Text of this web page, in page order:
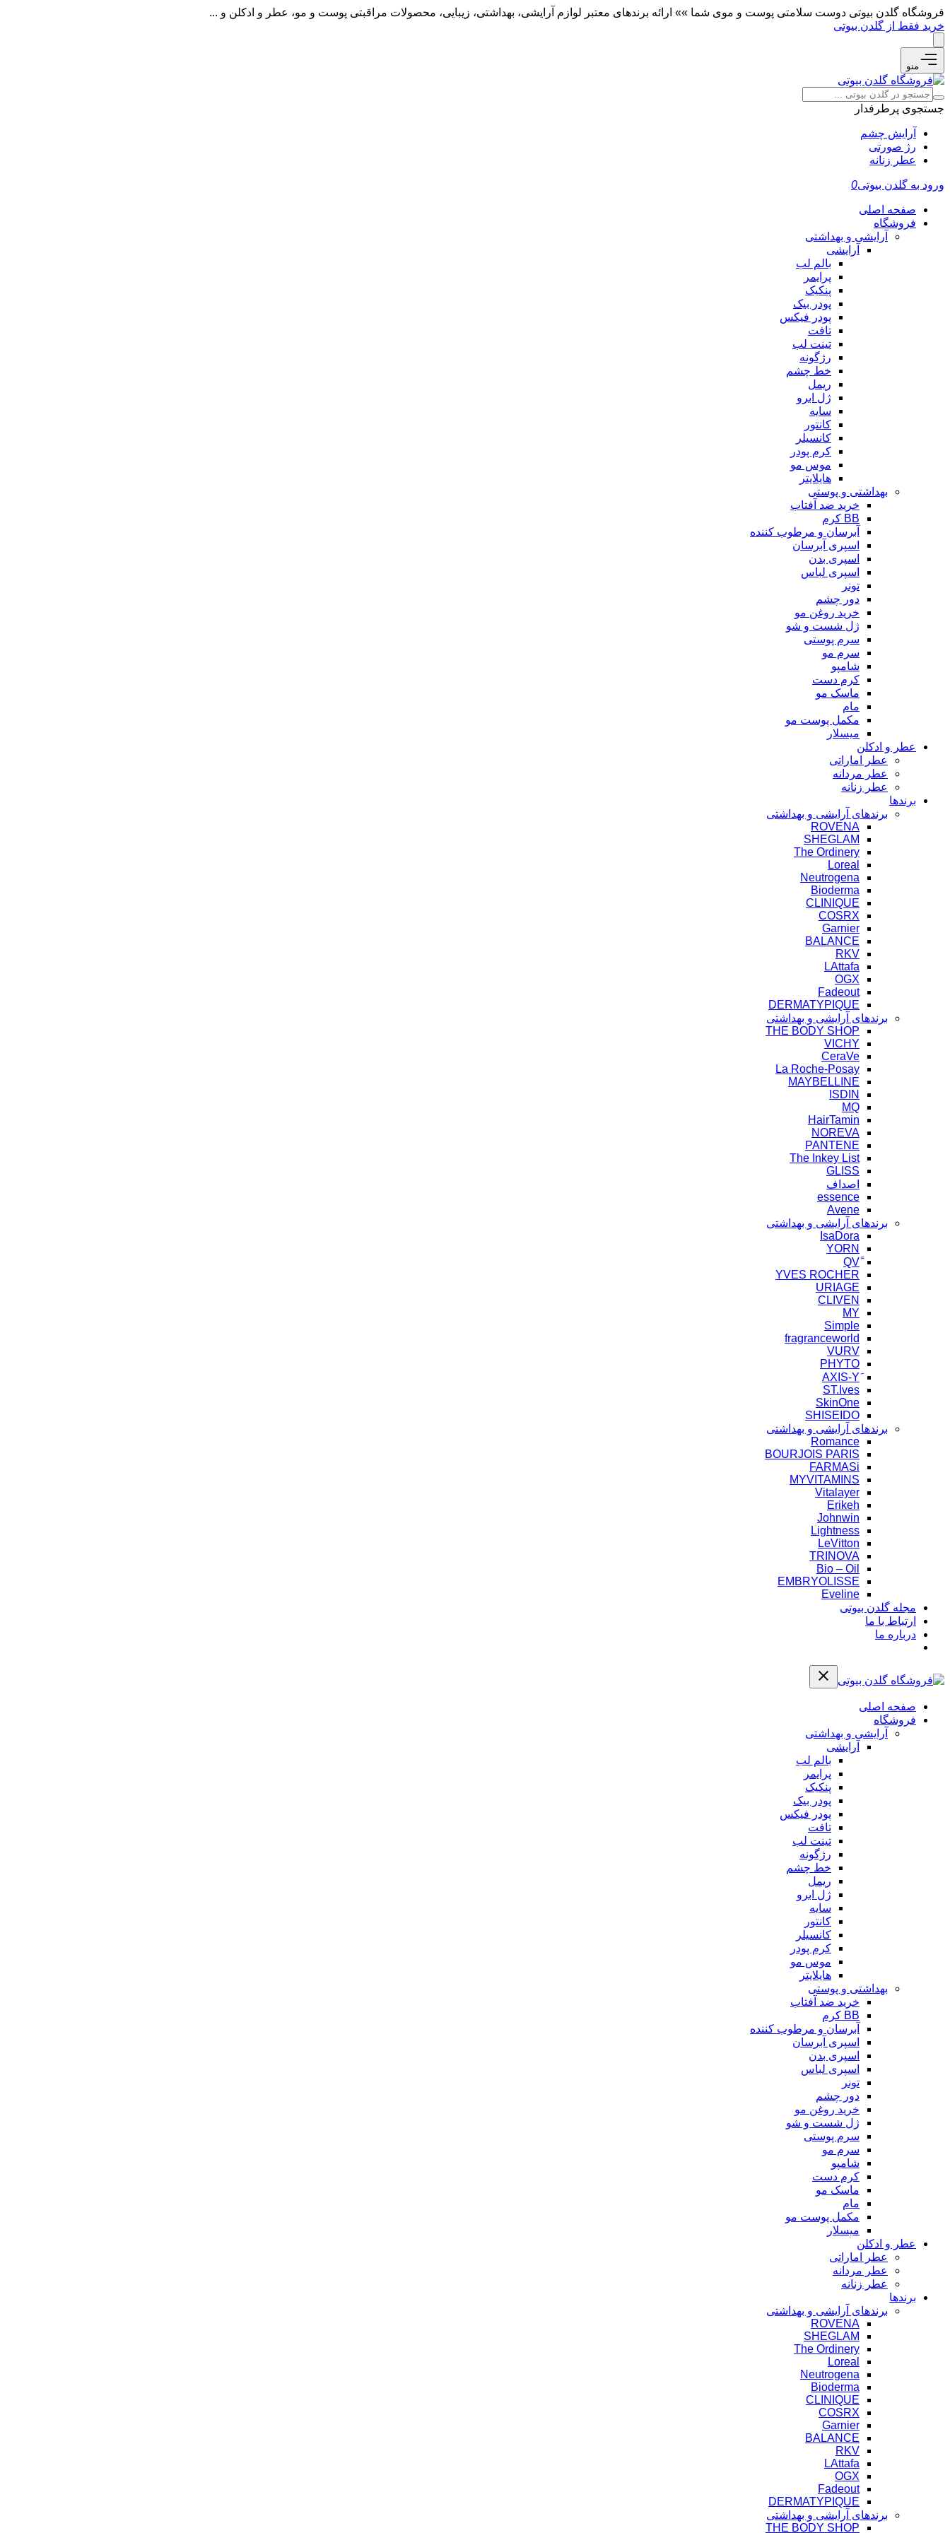
فروشگاه گلدن بیوتی دوست سلامتی پوست و موی شما »» ارائه برندهای معتبر لوازم آرایشی، بهداشتی، زیبایی، محصولات مراقبتی پوست و مو، عطر و ادکلن و ...
خرید فقط از گلدن بیوتی
منو
جستجوی پرطرفدار
آرایش چشم
رژ صورتی
عطر زنانه
ورود به گلدن بیوتی0
صفحه اصلی
فروشگاه
آرایشی و بهداشتی
آرایشی
بالم لب
پرایمر
پنکیک
پودر بیک
پودر فیکس
تافت
تینت لب
رژگونه
خط چشم
ریمل
ژل ابرو
سایه
کانتور
کانسیلر
کرم پودر
موس مو
هایلایتر
بهداشتی و پوستی
خرید ضد آفتاب
BB کرم
آبرسان و مرطوب کننده
اسپری آبرسان
اسپری بدن
اسپری لباس
تونر
دور چشم
خرید روغن مو
ژل شست و شو
سرم پوستی
سرم مو
شامپو
کرم دست
ماسک مو
مام
مکمل پوست مو
میسلار
عطر و ادکلن
عطر اماراتی
عطر مردانه
عطر زنانه
برندها
برندهای آرایشی و بهداشتی
ROVENA
SHEGLAM
The Ordinery
Loreal
Neutrogena
Bioderma
CLINIQUE
COSRX
Garnier
BALANCE
RKV
LAttafa
OGX
Fadeout
DERMATYPIQUE
برندهای آرایشی و بهداشتی
THE BODY SHOP
VICHY
CeraVe
La Roche-Posay
MAYBELLINE
ISDIN
MQ
HairTamin
NOREVA
PANTENE
The Inkey List
GLISS
اصداف
essence
Avene
برندهای آرایشی و بهداشتی
IsaDora
YORN
YVES ROCHER
URIAGE
CLIVEN
MY
Simple
fragranceworld
VURV
PHYTO
ST.Ives
SkinOne
SHISEIDO
برندهای آرایشی و بهداشتی
Romance
BOURJOIS PARIS
FARMASi
MYVITAMINS
Vitalayer
Erikeh
Johnwin
Lightness
LeVitton
TRINOVA
Bio – Oil
EMBRYOLISSE
Eveline
مجله گلدن بیوتی
ارتباط با ما
درباره ما
صفحه اصلی
فروشگاه
آرایشی و بهداشتی
آرایشی
بالم لب
پرایمر
پنکیک
پودر بیک
پودر فیکس
تافت
تینت لب
رژگونه
خط چشم
ریمل
ژل ابرو
سایه
کانتور
کانسیلر
کرم پودر
موس مو
هایلایتر
بهداشتی و پوستی
خرید ضد آفتاب
BB کرم
آبرسان و مرطوب کننده
اسپری آبرسان
اسپری بدن
اسپری لباس
تونر
دور چشم
خرید روغن مو
ژل شست و شو
سرم پوستی
سرم مو
شامپو
کرم دست
ماسک مو
مام
مکمل پوست مو
میسلار
عطر و ادکلن
عطر اماراتی
عطر مردانه
عطر زنانه
برندها
برندهای آرایشی و بهداشتی
ROVENA
SHEGLAM
The Ordinery
Loreal
Neutrogena
Bioderma
CLINIQUE
COSRX
Garnier
BALANCE
RKV
LAttafa
OGX
Fadeout
DERMATYPIQUE
برندهای آرایشی و بهداشتی
THE BODY SHOP